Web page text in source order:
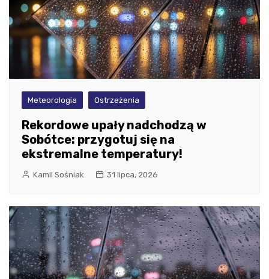
Meteorologia Ostrzeżenia
Rekordowe upały nadchodzą w
Sobótce: przygotuj się na
ekstremalne temperatury!
Kamil Sośniak 31 lipca, 2026